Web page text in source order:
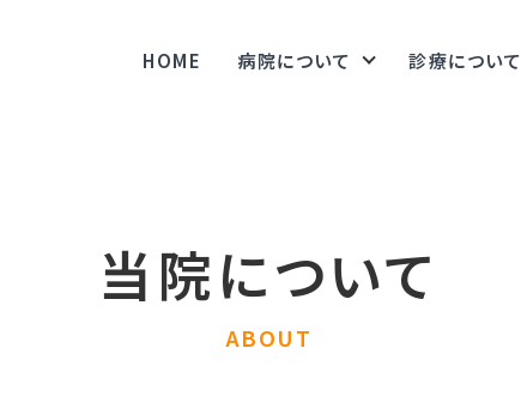
HOME 病院について 診療について
当院について
ABOUT